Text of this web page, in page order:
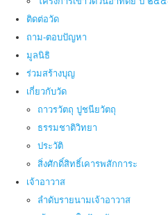
ติดต่อวัด
ถาม-ตอบปัญหา
มูลนิธิ
ร่วมสร้างบุญ
เกี่ยวกับวัด
ถาวรวัตถุ ปูชนียวัตถุ
ธรรมชาติวิทยา
ประวัติ
สิ่งศักดิ์สิทธิ์เคารพสักการะ
เจ้าอาวาส
ลำดับรายนามเจ้าอาวาส